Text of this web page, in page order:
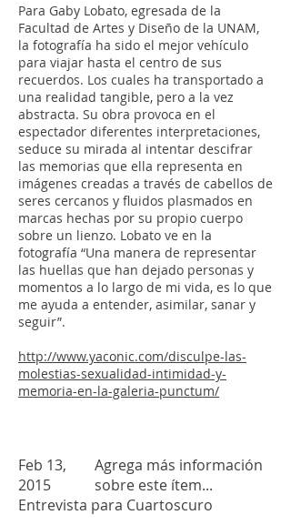
Para Gaby Lobato, egresada de la
Facultad de Artes y Diseño de la UNAM,
la fotografía ha sido el mejor vehículo
para viajar hasta el centro de sus
recuerdos. Los cuales ha transportado a
una realidad tangible, pero a la vez
abstracta. Su obra provoca en el
espectador diferentes interpretaciones,
seduce su mirada al intentar descifrar
las memorias que ella representa en
imágenes creadas a través de cabellos de
seres cercanos y fluidos plasmados en
marcas hechas por su propio cuerpo
sobre un lienzo. Lobato ve en la
fotografía “Una manera de representar
las huellas que han dejado personas y
momentos a lo largo de mi vida, es lo que
me ayuda a entender, asimilar, sanar y
seguir”.
http://www.yaconic.com/disculpe-las-
molestias-sexualidad-intimidad-y-
memoria-en-la-galeria-punctum/
Feb 13,
2015
Agrega más información
sobre este ítem...
Entrevista para Cuartoscuro